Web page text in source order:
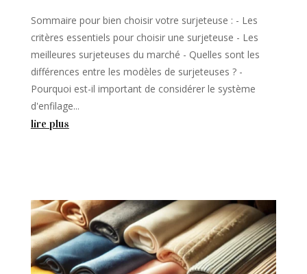
Sommaire pour bien choisir votre surjeteuse : - Les
critères essentiels pour choisir une surjeteuse - Les
meilleures surjeteuses du marché - Quelles sont les
différences entre les modèles de surjeteuses ? -
Pourquoi est-il important de considérer le système
d'enfilage...
lire plus